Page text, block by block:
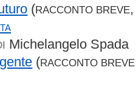
(RACCONTO BREVE
Michelangelo Spada
(RACCONTO BREVE